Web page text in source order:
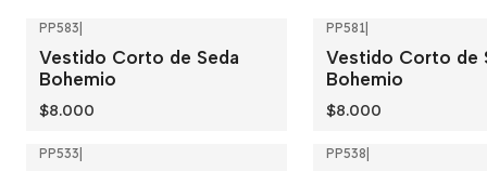
PP583
Vestido Corto de Seda
Bohemio
$8.000
PP581
Vestido Corto de
Bohemio
$8.000
PP533 PP538